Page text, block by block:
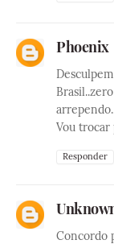
Phoenix
Vou trocar
Responder
Concordo